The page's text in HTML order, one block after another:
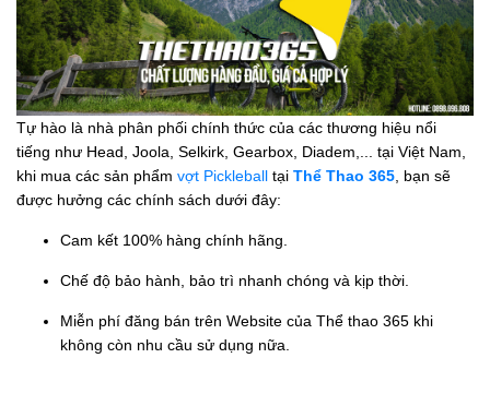
Tự hào là nhà phân phối chính thức của các thương hiệu nổi
tiếng như Head, Joola, Selkirk, Gearbox, Diadem,... tại Việt Nam,
khi mua các sản phẩm vợt Pickleball tại Thể Thao 365 , bạn sẽ
được hưởng các chính sách dưới đây:
Cam kết 100% hàng chính hãng.
Chế độ bảo hành, bảo trì nhanh chóng và kịp thời.
Miễn phí đăng bán trên Website của Thể thao 365 khi
không còn nhu cầu sử dụng nữa.